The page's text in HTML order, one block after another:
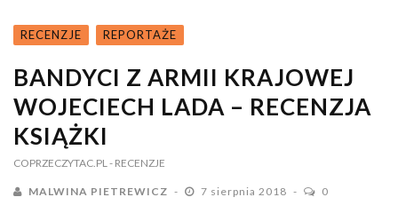
RECENZJE REPORTAŻE
BANDYCI Z ARMII KRAJOWEJ
WOJECIECH LADA – RECENZJA
KSIĄŻKI
COPRZECZYTAC.PL - RECENZJE
MALWINA PIETREWICZ 7 sierpnia 2018 0